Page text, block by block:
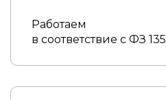
Работаем
в соответствие с ФЗ 135